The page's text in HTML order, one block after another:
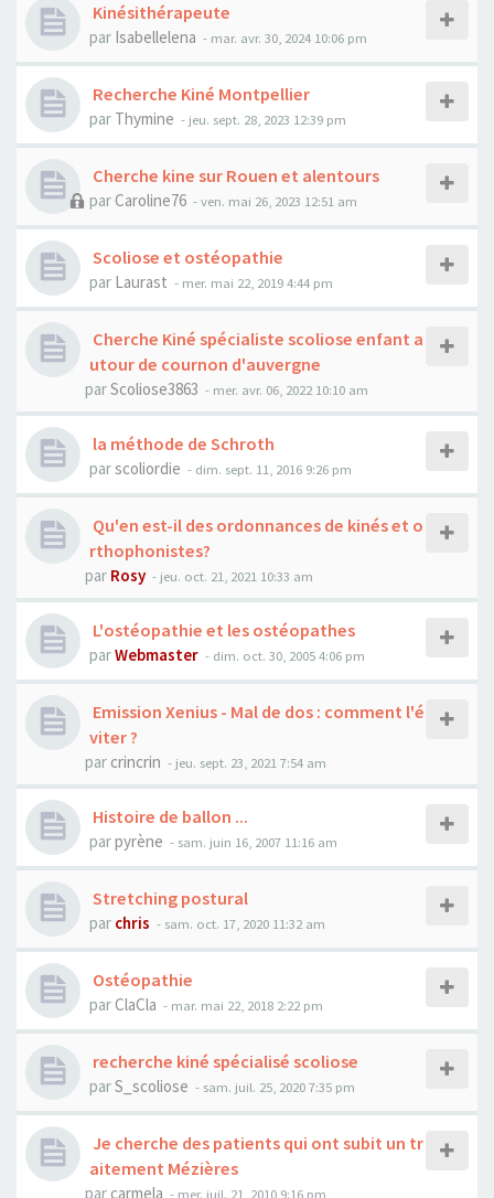
Kinésithérapeute
par Isabellelena - mar. avr. 30, 2024 10:06 pm
Recherche Kiné Montpellier
par Thymine - jeu. sept. 28, 2023 12:39 pm
Cherche kine sur Rouen et alentours
par Caroline76 - ven. mai 26, 2023 12:51 am
Scoliose et ostéopathie
par Laurast - mer. mai 22, 2019 4:44 pm
Cherche Kiné spécialiste scoliose enfant a
utour de cournon d'auvergne
parScoliose3863 - mer. avr. 06, 2022 10:10 am
la méthode de Schroth
parscoliordie - dim. sept. 11, 2016 9:26 pm
Qu'en est-il des ordonnances de kinés et o
rthophonistes?
par Rosy - jeu. oct. 21, 2021 10:33 am
L'ostéopathie et les ostéopathes
parWebmaster - dim. oct. 30, 2005 4:06 pm
Emission Xenius - Mal de dos : comment l'é
viter ?
par crincrin - jeu. sept. 23, 2021 7:54 am
Histoire de ballon ...
parpyrène - sam. juin 16, 2007 11:16 am
Stretching postural
par chris - sam. oct. 17, 2020 11:32 am
Ostéopathie
parClaCla - mar. mai 22, 2018 2:22 pm
recherche kiné spécialisé scoliose
parS_scoliose - sam. juil. 25, 2020 7:35 pm
Je cherche des patients qui ont subit un tr
aitement Mézières
par carmela - mer. juil. 21, 2010 9:16 pm